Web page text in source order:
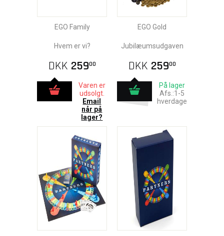
EGO Family
Hvem er vi?
DKK 25900
Varen er
udsolgt.
Email
når på
lager?
EGO Gold
Jubilæumsudgaven
DKK 25900
På lager
Afs.:1-5
hverdage